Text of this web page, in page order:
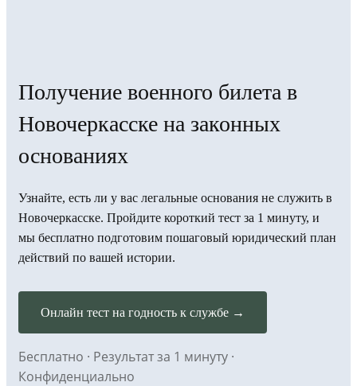
Получение военного билета в
Новочеркасске на законных
основаниях
Узнайте, есть ли у вас легальные основания не служить в
Новочеркасске. Пройдите короткий тест за 1 минуту, и
мы бесплатно подготовим пошаговый юридический план
действий по вашей истории.
Онлайн тест на годность к службе →
Бесплатно · Результат за 1 минуту ·
Конфиденциально